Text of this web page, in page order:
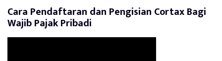
Cara Pendaftaran dan Pengisian Cortax Bagi
Wajib Pajak Pribadi